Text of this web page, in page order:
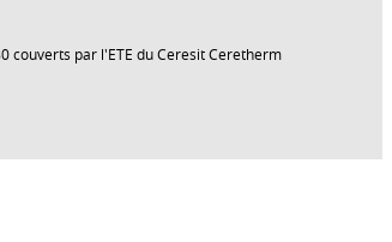
couverts par l'ETE du Ceresit Ceretherm